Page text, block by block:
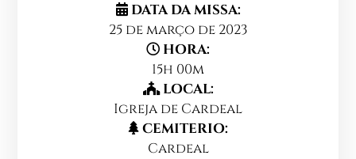
DATA DA MISSA:
25 de março de 2023
HORA:
15h 00m
LOCAL:
Igreja de Cardeal
CEMITERIO:
Cardeal